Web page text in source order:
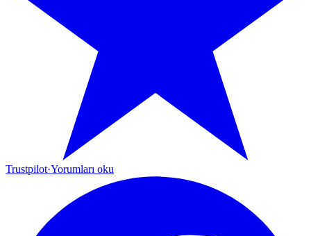
Trustpilot·Yorumları oku